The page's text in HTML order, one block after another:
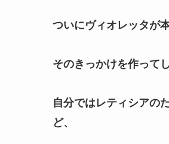
ついにヴィオレッタが
そのきっかけを作って
自分ではレティシアの
ど、